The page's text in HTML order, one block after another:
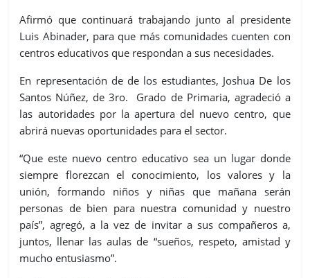
Afirmó que continuará trabajando junto al presidente
Luis Abinader, para que más comunidades cuenten con
centros educativos que respondan a sus necesidades.
En representación de de los estudiantes, Joshua De los
Santos Núñez, de 3ro. Grado de Primaria, agradeció a
las autoridades por la apertura del nuevo centro, que
abrirá nuevas oportunidades para el sector.
“Que este nuevo centro educativo sea un lugar donde
siempre florezcan el conocimiento, los valores y la
unión, formando niños y niñas que mañana serán
personas de bien para nuestra comunidad y nuestro
país”, agregó, a la vez de invitar a sus compañeros a,
juntos, llenar las aulas de “sueños, respeto, amistad y
mucho entusiasmo”.